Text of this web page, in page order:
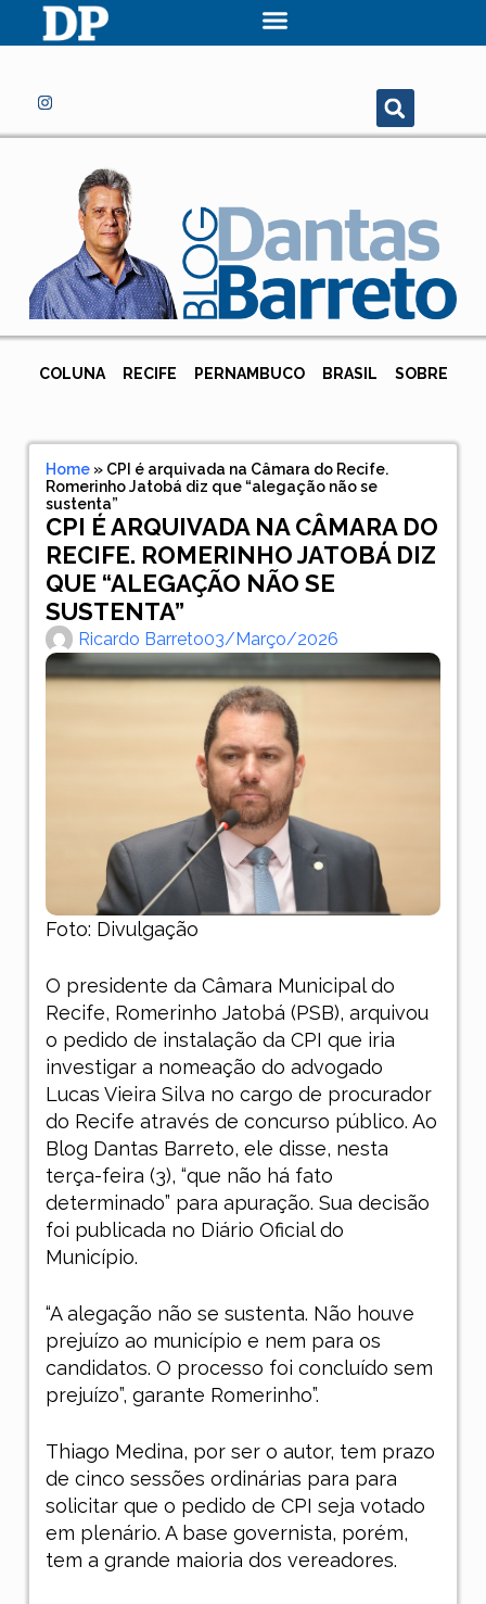
COLUNA RECIFE PERNAMBUCO BRASIL SOBRE
Home» CPI é arquivada na Câmara do Recife.
Romerinho Jatobá diz que “alegação não se
sustenta”
CPI É ARQUIVADA NA CÂMARA DO
RECIFE. ROMERINHO JATOBÁ DIZ
QUE “ALEGAÇÃO NÃO SE
SUSTENTA”
Ricardo Barreto03/março/2026
Foto: Divulgação
O presidente da Câmara Municipal do
Recife, Romerinho Jatobá (PSB), arquivou
o pedido de instalação da CPI que iria
investigar a nomeação do advogado
Lucas Vieira Silva no cargo de procurador
do Recife através de concurso público. Ao
Blog Dantas Barreto, ele disse, nesta
terça-feira (3), “que não há fato
determinado” para apuração. Sua decisão
foi publicada no Diário Oficial do
Município.
“A alegação não se sustenta. Não houve
prejuízo ao município e nem para os
candidatos. O processo foi concluído sem
prejuízo”, garante Romerinho”.
Thiago Medina, por ser o autor, tem prazo
de cinco sessões ordinárias para para
solicitar que o pedido de CPI seja votado
em plenário. A base governista, porém,
tem a grande maioria dos vereadores.